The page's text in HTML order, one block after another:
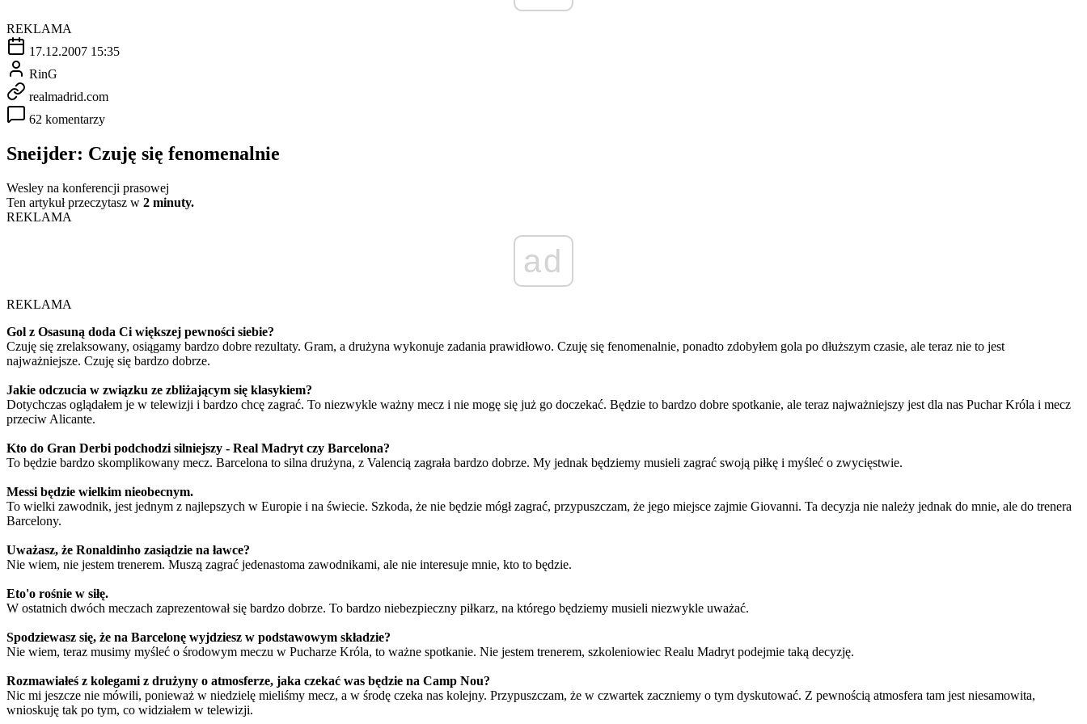
REKLAMA
17.12.2007 15:35
RinG
realmadrid.com
62 komentarzy
Sneijder: Czuję się fenomenalnie
Wesley na konferencji prasowej
Ten artykuł przeczytasz w 2 minuty.
REKLAMA
ad
REKLAMA
Gol z Osasuną doda Ci większej pewności siebie?
Czuję się zrelaksowany, osiągamy bardzo dobre rezultaty. Gram, a drużyna wykonuje zadania prawidłowo. Czuję się fenomenalnie, ponadto zdobyłem gola po dłuższym czasie, ale teraz nie to jest
najważniejsze. Czuję się bardzo dobrze.
Jakie odczucia w związku ze zbliżającym się klasykiem?
Dotychczas oglądałem je w telewizji i bardzo chcę zagrać. To niezwykle ważny mecz i nie mogę się już go doczekać. Będzie to bardzo dobre spotkanie, ale teraz najważniejszy jest dla nas Puchar Króla i mecz
przeciw Alicante.
Kto do Gran Derbi podchodzi silniejszy - Real Madryt czy Barcelona?
To będzie bardzo skomplikowany mecz. Barcelona to silna drużyna, z Valencią zagrała bardzo dobrze. My jednak będziemy musieli zagrać swoją piłkę i myśleć o zwycięstwie.
Messi będzie wielkim nieobecnym.
To wielki zawodnik, jest jednym z najlepszych w Europie i na świecie. Szkoda, że nie będzie mógł zagrać, przypuszczam, że jego miejsce zajmie Giovanni. Ta decyzja nie należy jednak do mnie, ale do trenera
Barcelony.
Uważasz, że Ronaldinho zasiądzie na ławce?
Nie wiem, nie jestem trenerem. Muszą zagrać jedenastoma zawodnikami, ale nie interesuje mnie, kto to będzie.
Eto'o rośnie w siłę.
W ostatnich dwóch meczach zaprezentował się bardzo dobrze. To bardzo niebezpieczny piłkarz, na którego będziemy musieli niezwykle uważać.
Spodziewasz się, że na Barcelonę wyjdziesz w podstawowym składzie?
Nie wiem, teraz musimy myśleć o środowym meczu w Pucharze Króla, to ważne spotkanie. Nie jestem trenerem, szkoleniowiec Realu Madryt podejmie taką decyzję.
Rozmawiałeś z kolegami z drużyny o atmosferze, jaka czekać was będzie na Camp Nou?
Nic mi jeszcze nie mówili, ponieważ w niedzielę mieliśmy mecz, a w środę czeka nas kolejny. Przypuszczam, że w czwartek zaczniemy o tym dyskutować. Z pewnością atmosfera tam jest niesamowita,
wnioskuję tak po tym, co widziałem w telewizji.